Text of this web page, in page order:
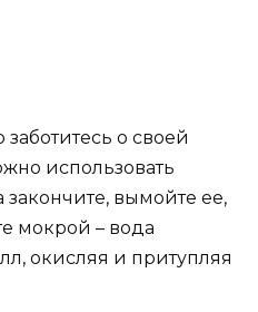
о своей
использовать
закончите, вымойте ее,
мокрой – вода
окисляя и притупляя